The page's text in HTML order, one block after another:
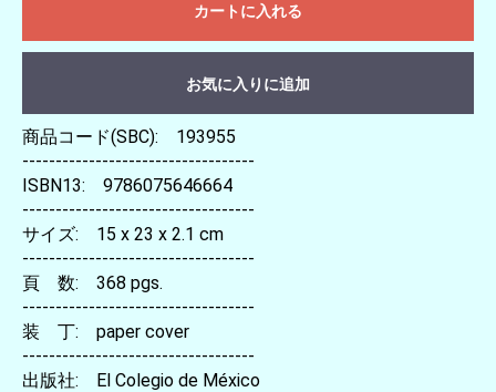
カートに入れる
お気に入りに追加
商品コード(SBC): 193955
-----------------------------------
ISBN13: 9786075646664
-----------------------------------
サイズ: 15 x 23 x 2.1 cm
-----------------------------------
頁 数: 368 pgs.
-----------------------------------
装 丁: paper cover
-----------------------------------
出版社: El Colegio de México